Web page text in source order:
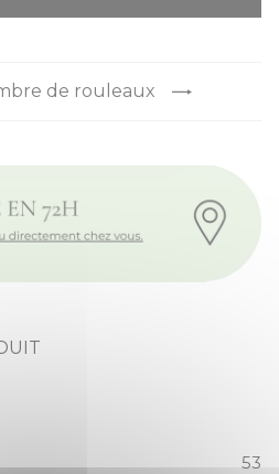
de rouleaux
53